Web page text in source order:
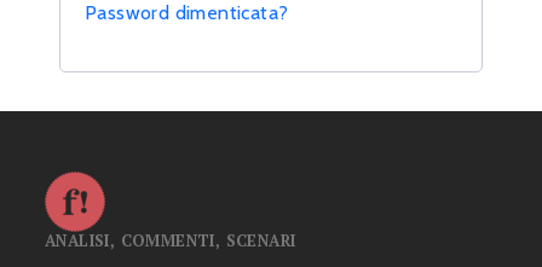
Password dimenticata?
ANALISI, COMMENTI, SCENARI